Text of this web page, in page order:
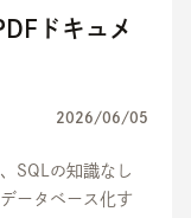
ドキュメ
2026/06/05
SQLの知識なし
ータベース化す